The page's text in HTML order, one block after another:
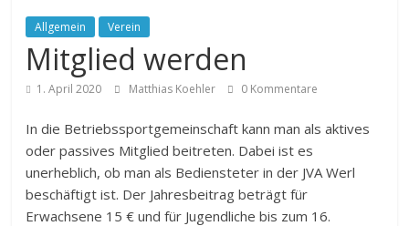
Allgemein Verein
Mitglied werden
1. April 2020 Matthias Koehler 0 Kommentare
In die Betriebssportgemeinschaft kann man als aktives
oder passives Mitglied beitreten. Dabei ist es
unerheblich, ob man als Bediensteter in der JVA Werl
beschäftigt ist. Der Jahresbeitrag beträgt für
Erwachsene 15 € und für Jugendliche bis zum 16.